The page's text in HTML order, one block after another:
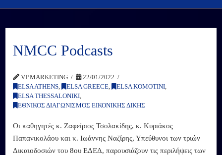
NMCC Podcasts
VP.MARKETING
22/01/2022
ELSA ATHENS, ELSA GREECE, ELSA KOMOTINI,
ELSA THESSALONIKI,
ΕΘΝΙΚΟΣ ΔΙΑΓΩΝΙΣΜΟΣ ΕΙΚΟΝΙΚΗΣ ΔΙΚΗΣ
Οι καθηγητές κ. Ζαφείριος Τσολακίδης, κ. Κυριάκος
Παπανικολάου και κ. Ιωάννης Ναζίρης, Υπεύθυνοι των τριών
Δικαιοδοσιών του 8ου ΕΔΕΔ, παρουσιάζουν τις περιλήψεις των